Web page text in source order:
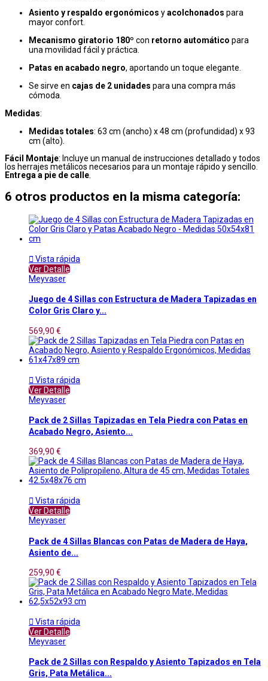
Asiento y respaldo ergonómicos yacolchonados para
mayor confort.
Mecanismo giratorio 180º con retorno automático para
una movilidad fácil y práctica.
Patas en acabado negro, aportando un toque elegante.
Se sirve en cajas de 2 unidades para una compra más
cómoda.
Medidas:
Medidas totales: 63 cm (ancho) x 48 cm (profundidad) x 93
cm (alto).
Fácil Montaje: Incluye un manual de instrucciones detallado y todos
los herrajes metálicos necesarios para un montaje rápido y sencillo.
Entrega a pie de calle
6 otros productos en la misma categoría:
 Vista rápida
Ver Detalle
Meyvaser
Juego de 4 Sillas con Estructura de Madera Tapizadas en
Color Gris Claro y...
569,90 €
 Vista rápida
Ver Detalle
Meyvaser
Pack de 2 Sillas Tapizadas en Tela Piedra con Patas en
Acabado Negro, Asiento...
369,90 €
 Vista rápida
Ver Detalle
Meyvaser
Pack de 4 Sillas Blancas con Patas de Madera de Haya,
Asiento de...
259,90 €
 Vista rápida
Ver Detalle
Meyvaser
Pack de 2 Sillas con Respaldo y Asiento Tapizados en Tela
Gris, Pata Metálica...